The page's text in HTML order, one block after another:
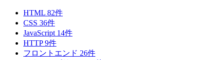
HTML 82件
CSS 36件
JavaScript 14件
HTTP9件
フロントエンド 26件